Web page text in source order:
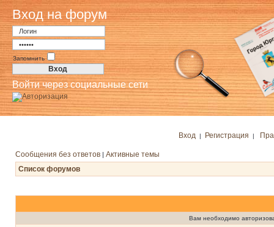
Вход на форум
Запомнить
Войти через социальные сети
Вход | Регистрация |
Сообщения без ответов | Активные темы
Список форумов
Вам необходимо